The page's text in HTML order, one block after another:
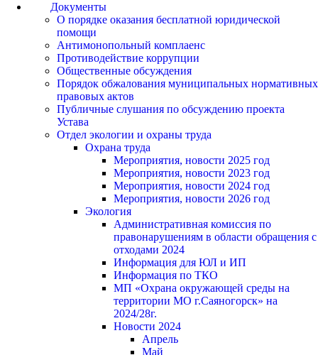
Документы
О порядке оказания бесплатной юридической
помощи
Антимонопольный комплаенс
Противодействие коррупции
Общественные обсуждения
Порядок обжалования муниципальных нормативных
правовых актов
Публичные слушания по обсуждению проекта
Устава
Отдел экологии и охраны труда
Охрана труда
Мероприятия, новости 2025 год
Мероприятия, новости 2023 год
Мероприятия, новости 2024 год
Мероприятия, новости 2026 год
Экология
Административная комиссия по
правонарушениям в области обращения с
отходами 2024
Информация для ЮЛ и ИП
Информация по ТКО
МП «Охрана окружающей среды на
территории МО г.Саяногорск» на
2024/28г.
Новости 2024
Апрель
Май